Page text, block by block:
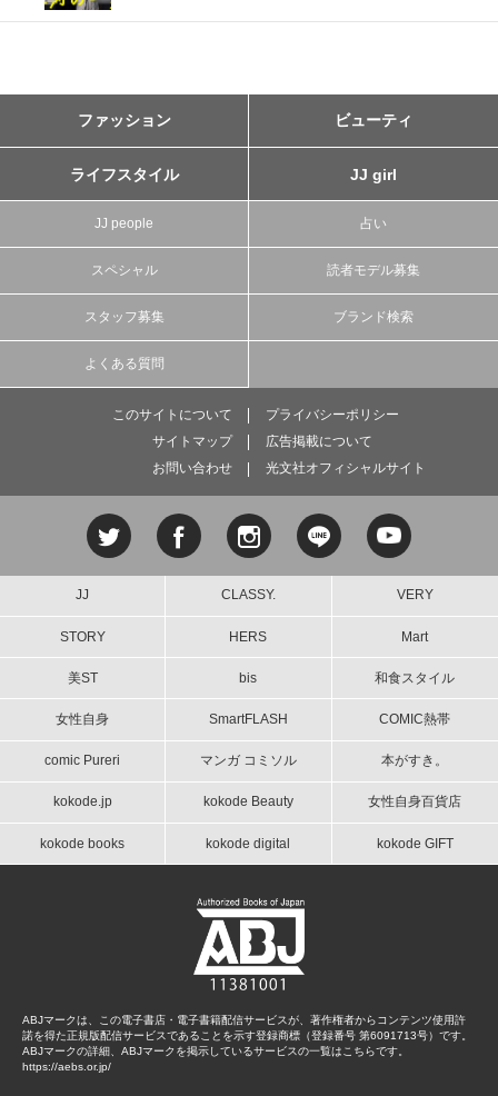
ファッション ビューティ
ライフスタイル JJ girl
JJ people 占い
スペシャル 読者モデル募集
スタッフ募集 ブランド検索
よくある質問
このサイトについて
プライバシーポリシー
サイトマップ
広告掲載について
お問い合わせ
光文社オフィシャルサイト
JJ CLASSY. VERY
STORY HERS Mart
美ST bis 和食スタイル
女性自身 SmartFLASH COMIC熱帯
comic Pureri マンガ コミソル 本がすき。
kokode.jp kokode Beauty 女性自身百貨店
kokode books kokode digital kokode GIFT
ABJマークは、この電子書店・電子書籍配信サービスが、著作権者からコンテンツ使用許
諾を得た正規版配信サービスであることを示す登録商標（登録番号 第6091713号）です。
ABJマークの詳細、ABJマークを掲示しているサービスの一覧はこちらです。
https://aebs.or.jp/